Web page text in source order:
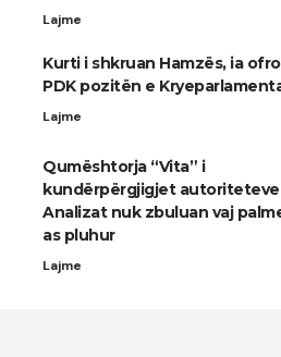
Lajme
Kurti i shkruan Hamzës, ia
PDK pozitën e
Lajme
Qumështorja “Vita” i
kundërpërgjigjet
Analizat nuk zbuluan vaj
as pluhur
Lajme